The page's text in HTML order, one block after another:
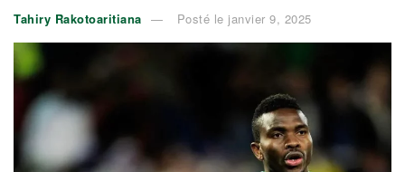
Tahiry Rakotoaritiana Posté le janvier 9, 2025